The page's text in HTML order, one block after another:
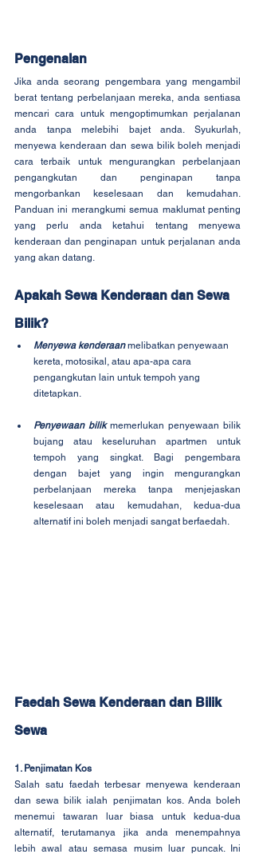
Pengenalan
Jika anda seorang pengembara yang mengambil
berat tentang perbelanjaan mereka, anda sentiasa
mencari cara untuk mengoptimumkan perjalanan
anda tanpa melebihi bajet anda. Syukurlah,
menyewa kenderaan dan sewa bilik boleh menjadi
cara terbaik untuk mengurangkan perbelanjaan
pengangkutan dan penginapan tanpa
mengorbankan keselesaan dan kemudahan.
Panduan ini merangkumi semua maklumat penting
yang perlu anda ketahui tentang menyewa
kenderaan dan penginapan untuk perjalanan anda
yang akan datang.
Apakah Sewa Kenderaan dan Sewa
Bilik?
Menyewa kenderaan melibatkan penyewaan
kereta, motosikal, atau apa-apa cara
pengangkutan lain untuk tempoh yang
ditetapkan.
Penyewaan bilik memerlukan penyewaan bilik
bujang atau keseluruhan apartmen untuk
tempoh yang singkat. Bagi pengembara
dengan bajet yang ingin mengurangkan
perbelanjaan mereka tanpa menjejaskan
keselesaan atau kemudahan, kedua-dua
alternatif ini boleh menjadi sangat berfaedah.
Faedah Sewa Kenderaan dan Bilik
Sewa
1. Penjimatan Kos
Salah satu faedah terbesar menyewa kenderaan
dan sewa bilik ialah penjimatan kos. Anda boleh
menemui tawaran luar biasa untuk kedua-dua
alternatif, terutamanya jika anda menempahnya
lebih awal atau semasa musim luar puncak. Ini